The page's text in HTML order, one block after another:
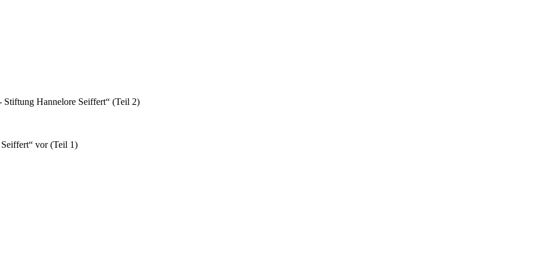
Stiftung Hannelore Seiffert“ (Teil 2)
vor (Teil 1)